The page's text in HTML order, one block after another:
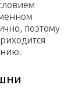
поэтому